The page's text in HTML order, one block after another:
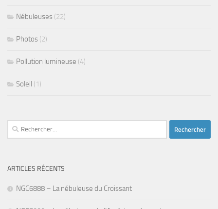
Nébuleuses (22)
Photos (2)
Pollution lumineuse (4)
Soleil (1)
Rechercher :
ARTICLES RÉCENTS
NGC6888 – La nébuleuse du Croissant